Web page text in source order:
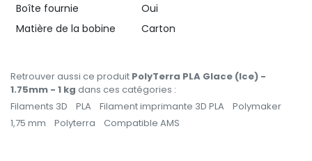
Boîte fournie
Oui
Matière de la bobine
Carton
Retrouver aussi ce produit PolyTerra PLA Glace (Ice) -
1.75mm - 1 kg dans ces catégories :
Filaments 3D
PLA Filament imprimante 3D PLA
Polymaker
1,75 mm
Polyterra Compatible AMS